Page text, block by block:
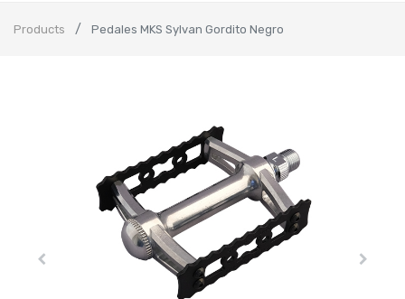
Products Pedales MKS Sylvan Gordito Negro